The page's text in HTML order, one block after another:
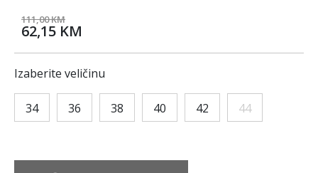
111,00 KM
62,15 KM
Izaberite veličinu
34 36 38 40 42 44